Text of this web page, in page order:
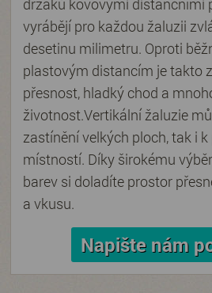
držáků kovovými distančními
vyrábějí pro každou žaluzii
desetinu milimetru. Oproti
plastovým distancím je takto
přesnost, hladký chod a
životnost.Vertikální žaluzie
zastínění velkých ploch, tak i
místností. Díky širokému
barev si doladíte prostor
a vkusu.
Napište nám